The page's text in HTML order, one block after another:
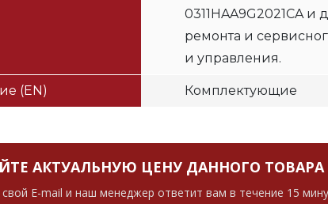
0311HAA9G2021CA
ремонта и
и управления.
(EN) Комплектующие
АКТУАЛЬНУЮ ЦЕНУ ДАННОГО ТОВАРА
E-mail и наш менеджер ответит вам в течение 15